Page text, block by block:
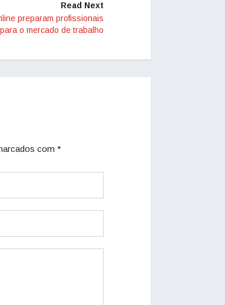
Read Next
preparam profissionais
para o mercado de trabalho
com *